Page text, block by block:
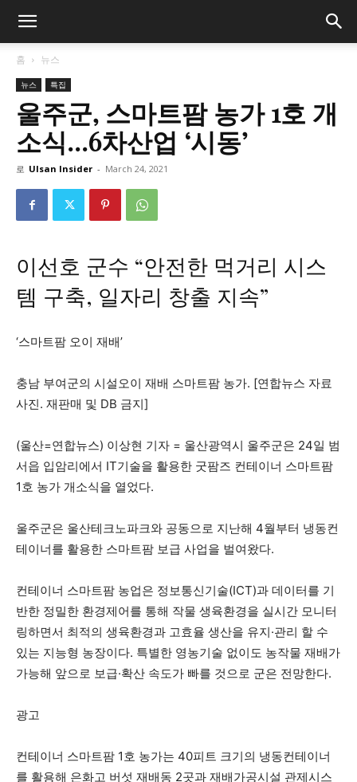
홈 뉴스
뉴스 특집
울주군, 스마트팜 농가 1호 개
소식…6차산업 ‘시동’
로 Ulsan Insider - March 24, 2021
이선호 군수 “안전한 먹거리 시스
템 구축, 일자리 창출 지속”
‘스마트팜 오이 재배’
충남 부여군의 시설오이 재배 스마트팜 농가. [연합뉴스 자료
사진. 재판매 및 DB 금지]
(울산=연합뉴스) 이상현 기자 = 울산광역시 울주군은 24일 범
서읍 입암리에서 IT기술을 활용한 굿팜즈 컨테이너 스마트팜
1호 농가 개소식을 열었다.
울주군은 울산테크노파크와 공동으로 지난해 4월부터 냉동컨
테이너를 활용한 스마트팜 보급 사업을 벌여왔다.
컨테이너 스마트팜 농업은 정보통신기술(ICT)과 데이터를 기
반한 정밀한 환경제어를 통해 작물 생육환경을 실시간 모니터
링하면서 최적의 생육환경과 고효율 생산을 유지·관리 할 수
있는 지능형 농장이다. 특별한 영농기술 없이도 농작물 재배가
가능해 앞으로 보급·확산 속도가 빠를 것으로 군은 전망한다.
광고
컨테이너 스마트팜 1호 농가는 40피트 크기의 냉동컨테이너
를 활용해 은화고 버섯 재배동 2곳과 재배가공시설 관제시스